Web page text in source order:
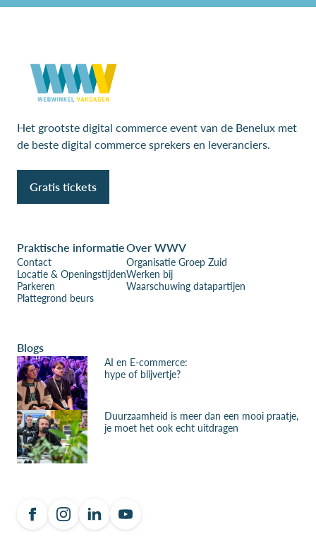
Het grootste digital commerce event van de Benelux met
de beste digital commerce sprekers en leveranciers.
Gratis tickets
Praktische informatie
Contact
Locatie & Openingstijden
Parkeren
Plattegrond beurs
Over WWV
Organisatie Groep Zuid
Werken bij
Waarschuwing datapartijen
Blogs
AI en E-commerce:
hype of blijvertje?
Duurzaamheid is meer dan een mooi praatje,
je moet het ook echt uitdragen